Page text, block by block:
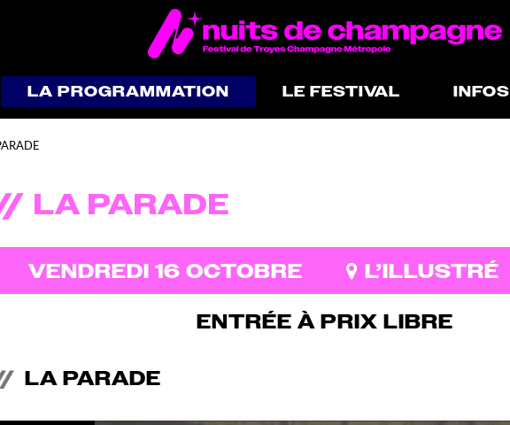
LA PROGRAMMATION LE FESTIVAL INFOS
LA PARADE
VENDREDI 16 OCTOBRE L’ILLUSTRÉ
ENTRÉE À PRIX LIBRE
LA PARADE